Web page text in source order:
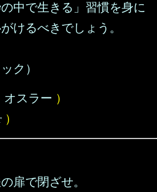
の中で生きる」習慣を身に
けるべきでしょう。
ク）
オスラー ）
）
扉で閉ざせ。